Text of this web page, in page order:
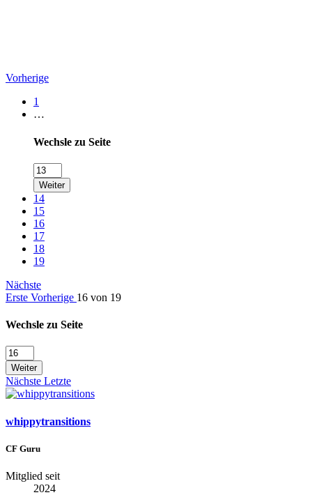
Vorherige
1
…
Wechsle zu Seite
Weiter
14
15
16
17
18
19
Nächste
Erste Vorherige 16 von 19
Wechsle zu Seite
Weiter
Nächste Letzte
whippytransitions
CF Guru
Mitglied seit
2024